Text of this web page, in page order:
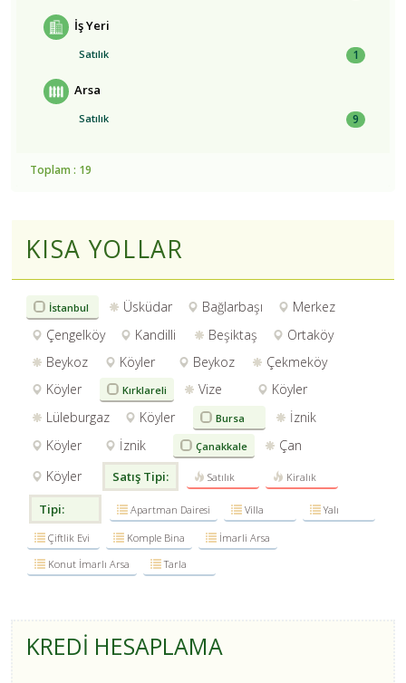
İş Yeri
Satılık 1
Arsa
Satılık 9
Toplam : 19
KISA YOLLAR
İstanbul Üsküdar Bağlarbaşı
Merkez
Çengelköy
Kandilli Beşiktaş
Ortaköy
Beykoz
Köyler Beykoz
Çekmeköy
Köyler
Kırklareli Vize
Köyler
Lüleburgaz
Köyler Bursa
İznik
Köyler
İznik Çanakkale
Çan
Köyler
Satış Tipi: Satılık Kiralık
Tipi: Apartman Dairesi Villa Yalı
Çiftlik Evi Komple Bina
İmarli Arsa
Konut İmarlı Arsa
Tarla
KREDİ HESAPLAMA